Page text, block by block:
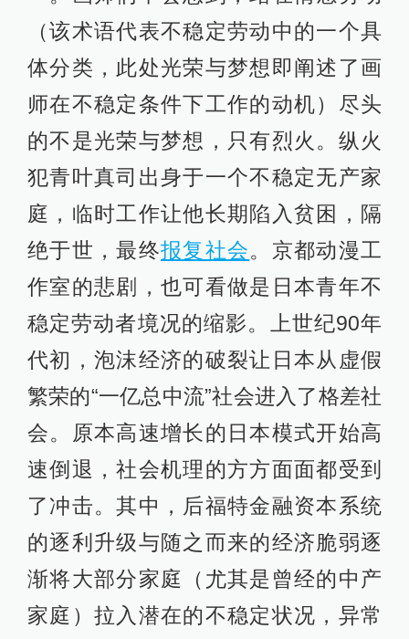
（该术语代表不稳定劳动中的一个具
体分类，此处光荣与梦想即阐述了画
师在不稳定条件下工作的动机）尽头
的不是光荣与梦想，只有烈火。纵火
犯青叶真司出身于一个不稳定无产家
庭，临时工作让他长期陷入贫困，隔
绝于世，最终报复社会。京都动漫工
作室的悲剧，也可看做是日本青年不
稳定劳动者境况的缩影。上世纪90年
代初，泡沫经济的破裂让日本从虚假
繁荣的“一亿总中流”社会进入了格差社
会。原本高速增长的日本模式开始高
速倒退，社会机理的方方面面都受到
了冲击。其中，后福特金融资本系统
的逐利升级与随之而来的经济脆弱逐
渐将大部分家庭（尤其是曾经的中产
家庭）拉入潜在的不稳定状况，异常